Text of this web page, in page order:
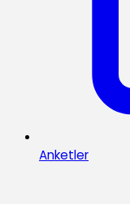
Anketler